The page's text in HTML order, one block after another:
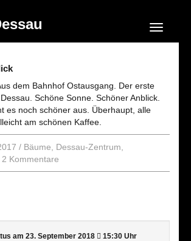
Navigation
dem Bahnhof Ostausgang. Der erste
Schöne Sonne. Schöner Anblick.
es noch schöner aus. Überhaupt, alle
am schönen Kaffee.
/ Bäume Dessau-Zentrum
2 Kommentare
am 23. September 2018 15:30 Uhr